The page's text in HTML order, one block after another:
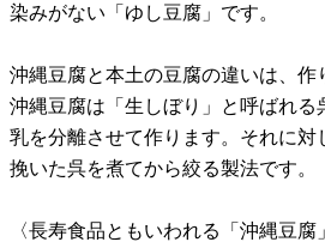
染みがない「ゆし豆腐」です。
沖縄豆腐と本土の豆腐の違いは、作
沖縄豆腐は「生しぼり」と呼ばれる
乳を分離させて作ります。それに対
挽いた呉を煮てから絞る製法です。
〈長寿食品ともいわれる「沖縄豆腐